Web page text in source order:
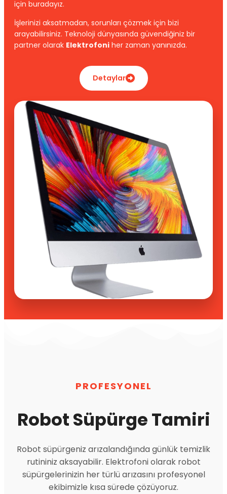
için buradayız.
İşlerinizi aksatmadan, sorunları çözmek için bizi
arayabilirsiniz. Teknoloji dünyasında güvendiğiniz bir
partner olarak Elektrofoni her zaman yanınızda.
Detaylar
PROFESYONEL
Robot Süpürge Tamiri
Robot süpürgeniz arızalandığında günlük temizlik
rutininiz aksayabilir. Elektrofoni olarak robot
süpürgelerinizin her türlü arızasını profesyonel
ekibimizle kısa sürede çözüyoruz.